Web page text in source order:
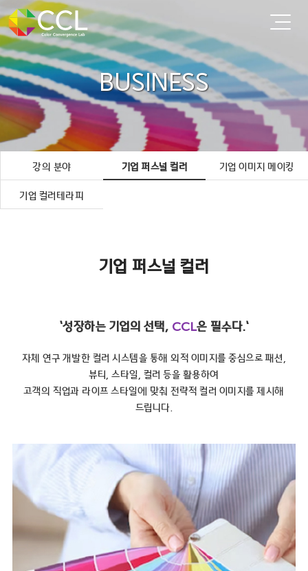
BUSINESS
강의 분야 기업 퍼스널 컬러 기업 이미지 메이킹
기업 컬러테라피
기업 퍼스널 컬러
‘성장하는 기업의 선택, CCL은 필수다.’
자체 연구 개발한 컬러 시스템을 통해 외적 이미지를 중심으로 패션,
뷰티, 스타일, 컬러 등을 활용하여
고객의 직업과 라이프 스타일에 맞춰 전략적 컬러 이미지를 제시해
드립니다.